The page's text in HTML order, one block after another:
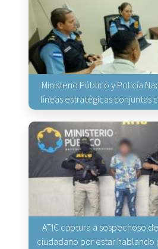
Ministerio Público y Policía
líneas estratégicas conjuntas
ATIC captura a sospechoso
ciudadano por estar